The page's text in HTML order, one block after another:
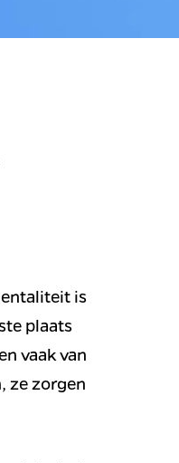
is
plaats
vaak van
ze zorgen